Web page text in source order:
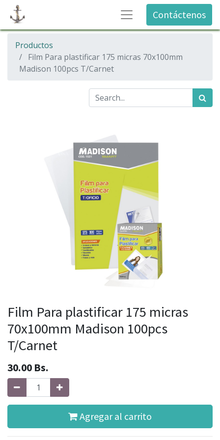
Contáctenos
Productos
Film Para plastificar 175 micras 70x100mm
Madison 100pcs T/Carnet
Film Para plastificar 175 micras
70x100mm Madison 100pcs
T/Carnet
30.00 Bs.
Agregar al carrito